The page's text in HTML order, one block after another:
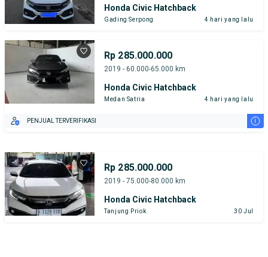
Honda Civic Hatchback
Gading Serpong 4 hari yang lalu
Rp 285.000.000
2019 - 60.000-65.000 km
Honda Civic Hatchback
Medan Satria 4 hari yang lalu
PENJUAL TERVERIFIKASI i
Rp 285.000.000
2019 - 75.000-80.000 km
Honda Civic Hatchback
Tanjung Priok 30 Jul